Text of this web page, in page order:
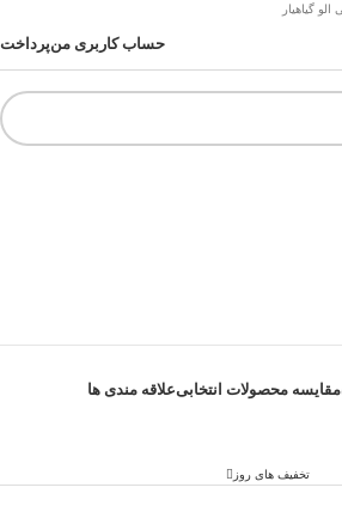
گیاهیار
حساب کاربری منپرداخت
مقایسه محصولات انتخابیعلاقه مندی ها
تخفیف های روز